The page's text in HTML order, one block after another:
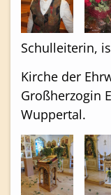
Schulleiterin,
Kirche der
Großherzogin
Wuppertal.